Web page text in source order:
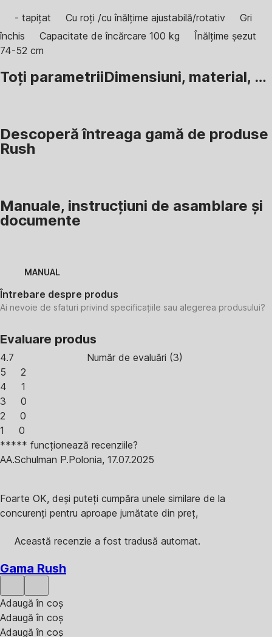
- tapițat Cu roți /cu înălțime ajustabilă/rotativ
Gri
închis
Capacitate de încărcare 100 kg
Înălțime șezut
74-52 cm
Toți parametriiDimensiuni, material, …
Descoperă întreaga gamă de produse
Rush
Manuale, instrucțiuni de asamblare și
documente
MANUAL
Întrebare despre produs
Ai nevoie de sfaturi privind specificațiile sau alegerea produsului?
Evaluare produs
4.7 Număr de evaluări (3)
5
2
4
1
3
0
2
0
1
0
***** funcționează recenziile?
AA.Schulman P.Polonia, 17.07.2025
Foarte OK, deși puteți cumpăra unele similare de la
concurenți pentru aproape jumătate din preț,
Această recenzie a fost tradusă automat.
Gama Rush
Adaugă în coș
Adaugă în coș
Adaugă în coș